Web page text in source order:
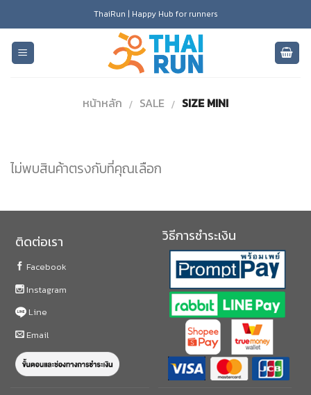
to
content
ThaiRun | Happy Hub for runners
หน้าหลัก / SALE / SIZE MINI
ไม่พบสินค้าตรงกับที่คุณเลือก
ติดต่อเรา
Facebook
Instagram
Line
Email
วิธีการชำระเงิน